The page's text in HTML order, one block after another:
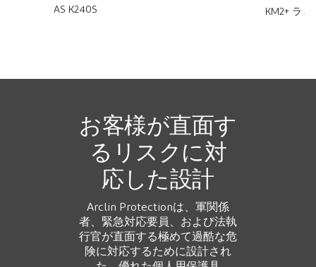
AS K240S KM2+ ラ
お客様が直面す
るリスクに対
応した設計
Arclin Protectionは、軍関係
者、緊急対応要員、および法執
行官が直面する極めて過酷な危
険に対応するために設計され